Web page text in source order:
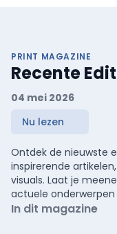
PRINT MAGAZINE
Recente
04 mei 2026
Nu lezen
Ontdek de nieuwste
inspirerende
visuals. Laat je
actuele
In dit magazine